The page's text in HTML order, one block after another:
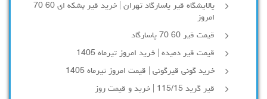
پالایشگاه قیر پاسارگاد تهران | خرید قیر بشکه ای 60 70
امروز
قیمت قیر 60 70 پاسارگاد
قیمت قیر دمیده | خرید امروز تیرماه 1405
خرید گونی قیرگونی | قیمت امروز تیرماه 1405
قیر گرید 115/15 | خرید و قیمت روز